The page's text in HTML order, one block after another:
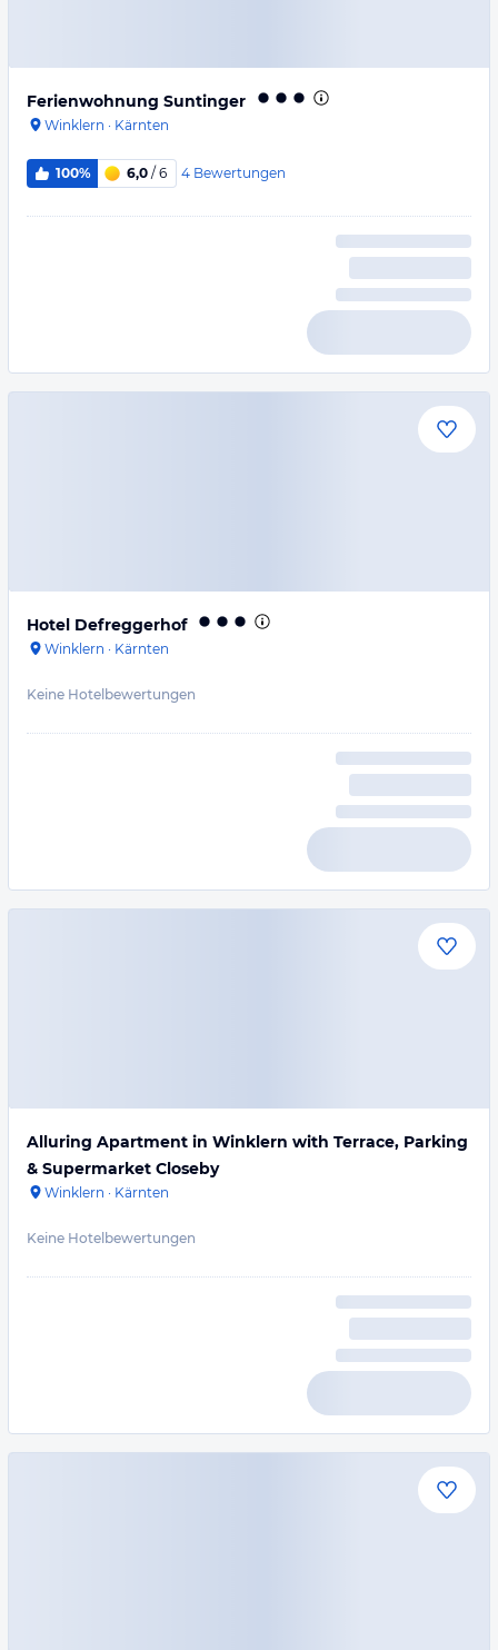
Ferienwohnung Suntinger
Winklern · Kärnten
100% 6,0 / 6 4 Bewertungen
Hotel Defreggerhof
Winklern · Kärnten
Keine Hotelbewertungen
Alluring Apartment in Winklern with Terrace, Parking
& Supermarket Closeby
Winklern · Kärnten
Keine Hotelbewertungen